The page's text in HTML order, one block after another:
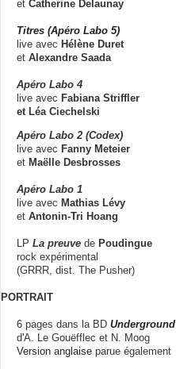
et Catherine Delaunay
Titres (Apéro Labo 5)
live avec Hélène Duret
et Alexandre Saada
Apéro Labo 4
live avec Fabiana Striffler
et Léa Ciechelski
Apéro Labo 2 (Codex)
live avec Fanny Meteier
et Maëlle Desbrosses
Apéro Labo 1
live avec Mathias Lévy
et Antonin-Tri Hoang
LP La preuve de Poudingue
rock expérimental
(GRRR, dist. The Pusher)
PORTRAIT
6 pages dans la BD Underground
d'A. Le Gouëfflec et N. Moog
Version anglaise parue également